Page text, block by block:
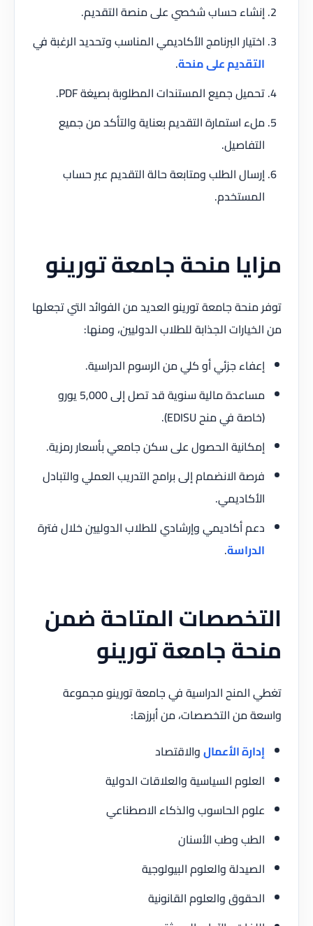
إنشاء حساب شخصي على منصة التقديم.
اختيار البرنامج الأكاديمي المناسب وتحديد الرغبة في
التقديم على منحة.
تحميل جميع المستندات المطلوبة بصيغة PDF.
ملء استمارة التقديم بعناية والتأكد من جميع
التفاصيل.
إرسال الطلب ومتابعة حالة التقديم عبر حساب
المستخدم.
مزايا منحة جامعة تورينو
توفر منحة جامعة تورينو العديد من الفوائد التي تجعلها
من الخيارات الجذابة للطلاب الدوليين، ومنها:
إعفاء جزئي أو كلي من الرسوم الدراسية.
مساعدة مالية سنوية قد تصل إلى 5,000 يورو
(خاصة في منح EDISU).
إمكانية الحصول على سكن جامعي بأسعار رمزية.
فرصة الانضمام إلى برامج التدريب العملي والتبادل
الأكاديمي.
دعم أكاديمي وإرشادي للطلاب الدوليين خلال فترة
الدراسة.
التخصصات المتاحة ضمن
منحة جامعة تورينو
تغطي المنح الدراسية في جامعة تورينو مجموعة
واسعة من التخصصات، من أبرزها:
إدارة الأعمالوالاقتصاد
العلوم السياسية والعلاقات الدولية
علوم الحاسوب والذكاء الاصطناعي
الطب وطب الأسنان
الصيدلة والعلوم البيولوجية
الحقوق والعلوم القانونية